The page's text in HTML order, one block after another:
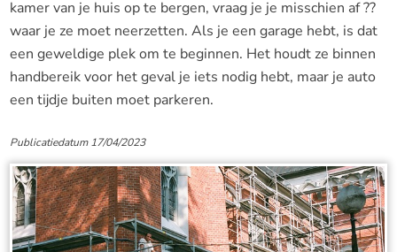
kamer van je huis op te bergen, vraag je je misschien af ??
waar je ze moet neerzetten. Als je een garage hebt, is dat
een geweldige plek om te beginnen. Het houdt ze binnen
handbereik voor het geval je iets nodig hebt, maar je auto
een tijdje buiten moet parkeren.
Publicatiedatum 17/04/2023